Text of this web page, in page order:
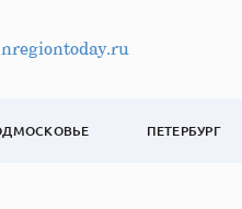
ПЕТЕРБУРГ